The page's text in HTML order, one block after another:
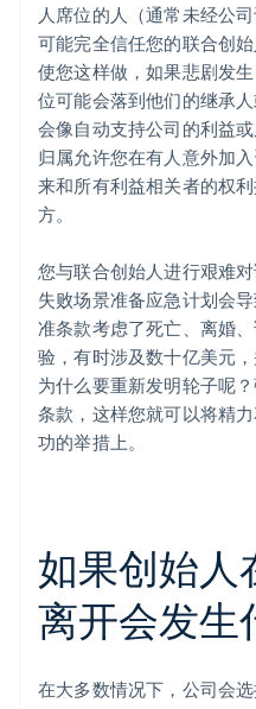
人席位的人（通常未经公
可能完全信任您的联合创
使您这样做，如果悲剧发
位可能会落到他们的继承
会像自动支持公司的利益
归属允许您在有人意外加
来和所有利益相关者的权
方。
您与联合创始人进行艰难
失败场景准备应急计划会
准条款考虑了死亡、离婚
验，有时涉及数十亿美元
为什么要重新发明轮子呢
条款，这样您就可以将精
功的举措上。
如果创始人
离开会发生
在大多数情况下，公司会